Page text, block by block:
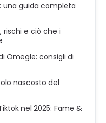
una guida completa
e ciò che i
Omegle: consigli di
nascosto del
nel 2025: Fame &